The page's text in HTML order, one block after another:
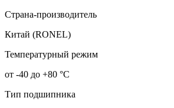
Страна-производитель
Китай (RONEL)
Температурный режим
от -40 до +80 °С
Тип подшипника